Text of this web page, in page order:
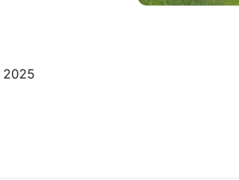
2025